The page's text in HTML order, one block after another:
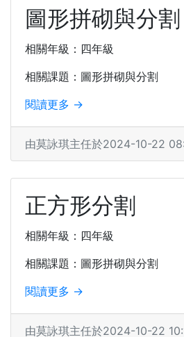
圖形拼砌與分割
相關年級：四年級
相關課題：圖形拼砌與分割
閱讀更多 →
由莫詠琪主任於2024-10-22
正方形分割
相關年級：四年級
相關課題：圖形拼砌與分割
閱讀更多 →
由莫詠琪主任於2024-10-22